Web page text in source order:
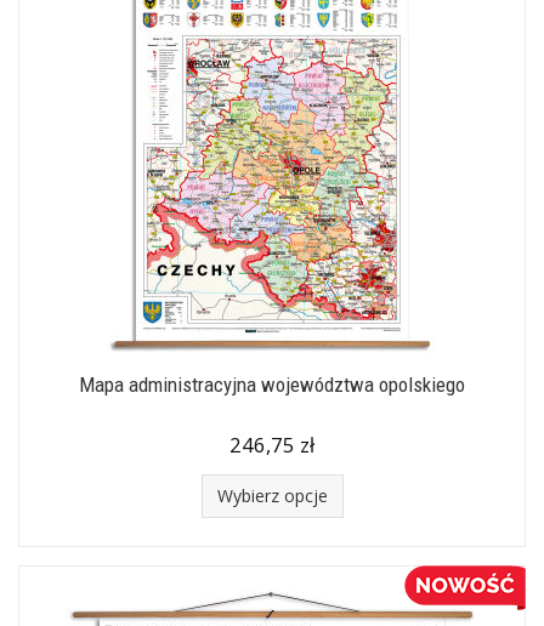
Mapa administracyjna województwa opolskiego
246,75 zł
Wybierz opcje